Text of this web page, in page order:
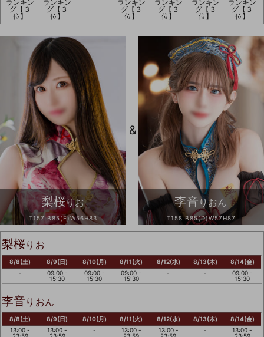
ランキン
グ【３
位】
ランキン
グ【３
位】
ランキン
グ【３
位】
ランキン
グ【３
位】
ランキン
グ【３
位】
ランキン
グ【３
位】
梨桜りお
T157 B85(E)W56H83
&
李音 りおん
T158 B85(D)W57H87
梨桜りお
8/8(土)
-
8/9(日)
09:00 -
15:30
8/10(月)
09:00 -
15:30
8/11(火)
09:00 -
15:30
8/12(水)
-
8/13(木)
-
8/14(金)
09:00 -
15:30
李音 りおん
8/8(土)
13:00 -
8/9(日)
13:00 -
8/10(月)
-
8/11(火)
13:00 -
8/12(水)
13:00 -
8/13(木)
-
8/14(金)
13:00 -